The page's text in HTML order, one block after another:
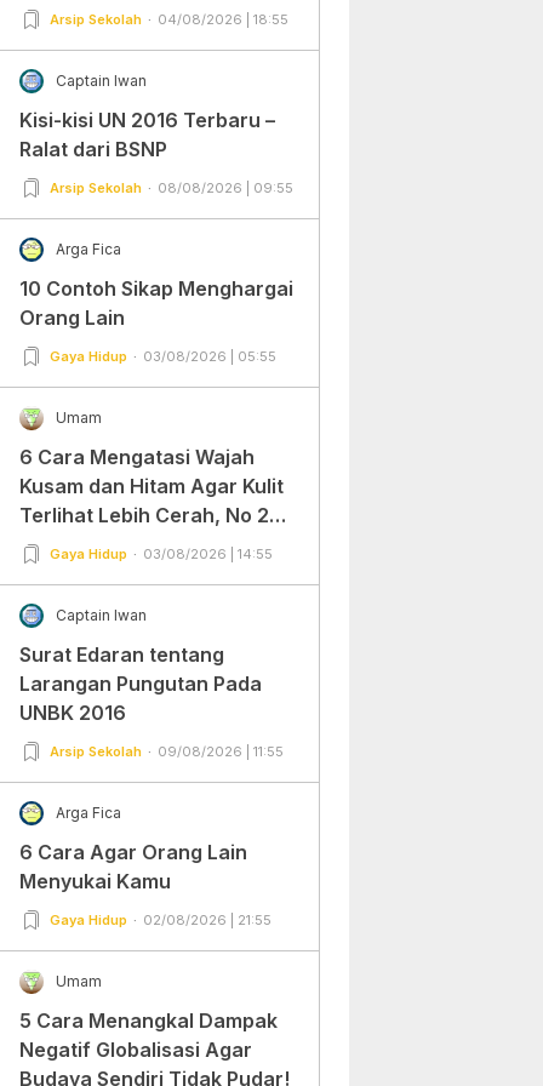
Arsip Sekolah 04/08/2026 | 18:55
Captain Iwan
Kisi-kisi UN 2016 Terbaru –
Ralat dari BSNP
Arsip Sekolah 08/08/2026 | 09:55
Arga Fica
10 Contoh Sikap Menghargai
Orang Lain
Gaya Hidup 03/08/2026 | 05:55
Umam
6 Cara Mengatasi Wajah
Kusam dan Hitam Agar Kulit
Terlihat Lebih Cerah, No 2
Gampang Banget dan Mudah
Gaya Hidup 03/08/2026 | 14:55
Captain Iwan
Surat Edaran tentang
Larangan Pungutan Pada
UNBK 2016
Arsip Sekolah 09/08/2026 | 11:55
Arga Fica
6 Cara Agar Orang Lain
Menyukai Kamu
Gaya Hidup 02/08/2026 | 21:55
Umam
5 Cara Menangkal Dampak
Negatif Globalisasi Agar
Budaya Sendiri Tidak Pudar!